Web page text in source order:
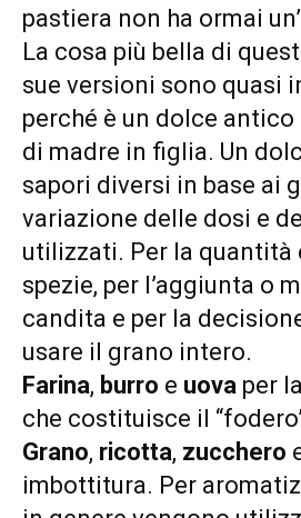
pastiera non ha ormai
La cosa più bella di
sue versioni sono quasi
perché è un dolce
di madre in figlia. Un
sapori diversi in base ai
variazione delle dosi e
utilizzati. Per la quantità
spezie, per l’aggiunta o
candita e per la
usare il grano intero.
Farina, burro e uova per
che costituisce il
Grano, ricotta, zucchero
imbottitura. Per